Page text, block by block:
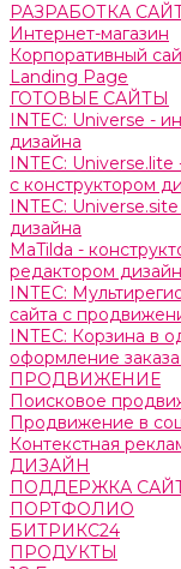
РАЗРАБОТКА
Интернет-магазин
Корпоративный
Landing Page
ГОТОВЫЕ САЙТЫ
INTEC: Universe -
дизайна
INTEC:
с конструктором
INTEC:
дизайна
MaTilda -
редактором
INTEC:
сайта с
INTEC: Корзина в
оформление
ПРОДВИЖЕНИЕ
Поисковое
Продвижение в
Контекстная
ДИЗАЙН
ПОДДЕРЖКА
ПОРТФОЛИО
БИТРИКС24
ПРОДУКТЫ